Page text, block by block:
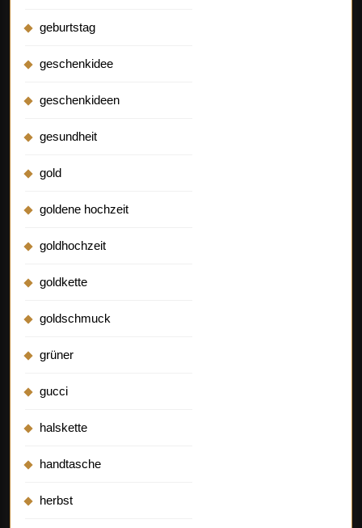
geburtstag
geschenkidee
geschenkideen
gesundheit
gold
goldene hochzeit
goldhochzeit
goldkette
goldschmuck
grüner
gucci
halskette
handtasche
herbst